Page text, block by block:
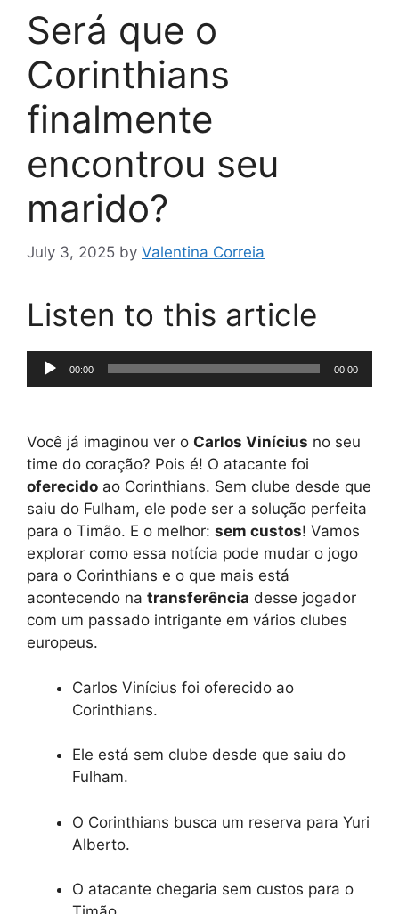
Será que o
Corinthians
finalmente
encontrou seu
marido?
July 3, 2025 by Valentina Correia
Listen to this article
Audio
Player
00:00 00:00
Você já imaginou ver o Carlos Vinícius no seu
time do coração? Pois é! O atacante foi
oferecido ao Corinthians. Sem clube desde que
saiu do Fulham, ele pode ser a solução perfeita
para o Timão. E o melhor: sem custos! Vamos
explorar como essa notícia pode mudar o jogo
para o Corinthians e o que mais está
acontecendo na transferência desse jogador
com um passado intrigante em vários clubes
europeus.
Carlos Vinícius foi oferecido ao
Corinthians.
Ele está sem clube desde que saiu do
Fulham.
O Corinthians busca um reserva para Yuri
Alberto.
O atacante chegaria sem custos para o